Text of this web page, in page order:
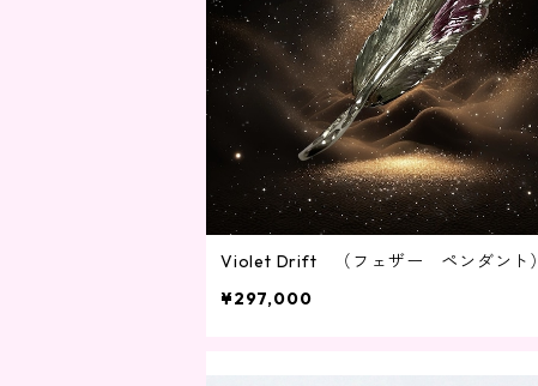
Violet Drift （フェザー ペンダント）
¥297,000